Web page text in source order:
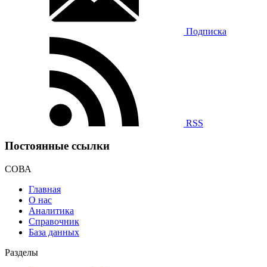
Подписка
RSS
Постоянные ссылки
СОВА
Главная
О нас
Аналитика
Справочник
База данных
Разделы